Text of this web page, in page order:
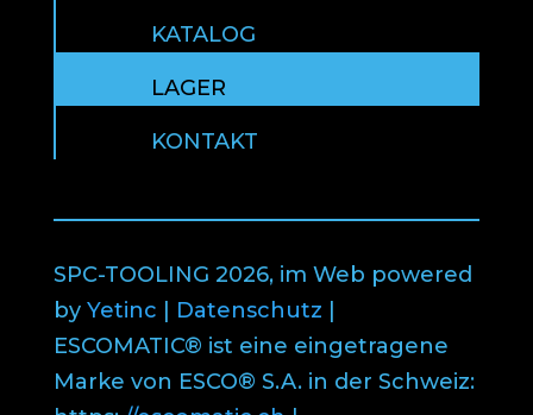
KATALOG
LAGER
KONTAKT
SPC-TOOLING 2026, im Web powered
by Yetinc | Datenschutz |
ESCOMATIC® ist eine eingetragene
Marke von ESCO® S.A. in der Schweiz: